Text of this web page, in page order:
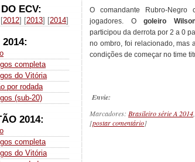
ECV:
2012] [2013] [2014]
completa
do Vitória
por rodada
(sub-20)
2014:
completa
do Vitória
O comandante Rubro-Negro
jogadores. Ogoleiro
participou da derrota por 2 a 0
no ombro, foi relacionado, mas
condições de começar no time
Envie:
Marcadores: Brasileiro série A 2014
[postar comentário]